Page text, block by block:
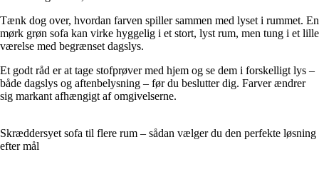
Tænk dog over, hvordan farven spiller sammen med lyset i rummet. En
mørk grøn sofa kan virke hyggelig i et stort, lyst rum, men tung i et lille
værelse med begrænset dagslys.
Et godt råd er at tage stofprøver med hjem og se dem i forskelligt lys –
både dagslys og aftenbelysning – før du beslutter dig. Farver ændrer
sig markant afhængigt af omgivelserne.
Skræddersyet sofa til flere rum – sådan vælger du den perfekte løsning
efter mål